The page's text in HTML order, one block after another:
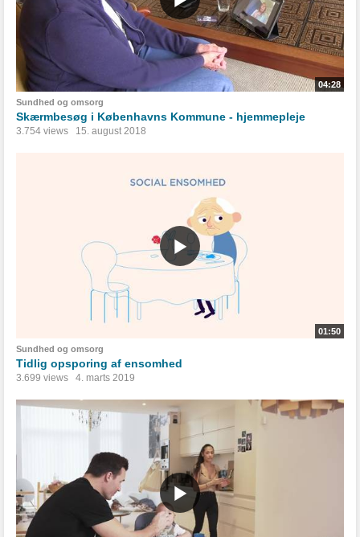
04:28
Sundhed og omsorg
Skærmbesøg i Københavns Kommune - hjemmepleje
3.754 views 15. august 2018
01:50
Sundhed og omsorg
Tidlig opsporing af ensomhed
3.699 views 4. marts 2019